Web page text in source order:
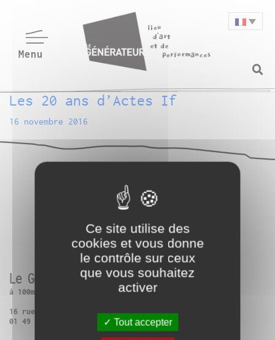
Les 20 ans d’Actes If
16 novembre 2016
Le Générateur
à 100m de Paris 13ème
16 rue Charles Frérot | 94250 Gentilly
01 49 86 99 14
Ce site utilise des
cookies et vous donne
le contrôle sur ceux
que vous souhaitez
activer
Tout accepter